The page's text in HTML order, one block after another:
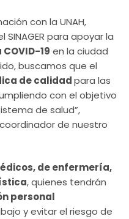
con la UNAH,
SINAGER para apoyar la
19 en la ciudad
buscamos que el
de calidadpara las
con el objetivo
de salud”,
de nuestro
de enfermería,
, quienes tendrán
personal
y evitar el riesgo de